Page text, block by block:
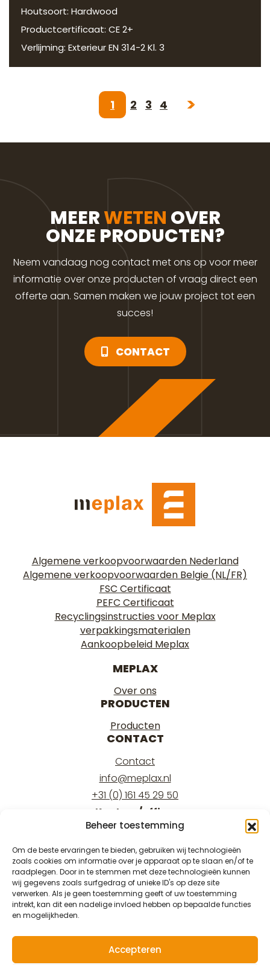
Beheer toestemming
Om de beste ervaringen te bieden, gebruiken wij technologieën
zoals cookies om informatie over je apparaat op te slaan en/of te
raadplegen. Door in te stemmen met deze technologieën kunnen
wij gegevens zoals surfgedrag of unieke ID's op deze site
verwerken. Als je geen toestemming geeft of uw toestemming
intrekt, kan dit een nadelige invloed hebben op bepaalde functies
en mogelijkheden.
Accepteren
Productcertificaat: CE 2+
Verlijming: Exterieur EN 314-2 Kl. 3
Houtsoort: Hardwood
1 2 3 4
MEERWETEN OVER
ONZE PRODUCTEN?
Neem vandaag nog contact met ons op voor meer
informatie over onze producten of vraag direct een
offerte aan. Samen maken we jouw project tot een
succes!
CONTACT
Algemene verkoopvoorwaarden Nederland
Algemene verkoopvoorwaarden Belgie (NL/FR)
FSC Certificaat
PEFC Certificaat
Recyclingsinstructies voor Meplax
verpakkingsmaterialen
Aankoopbeleid Meplax
MEPLAX
Over ons
PRODUCTEN
Producten
CONTACT
Contact
info@meplax.nl
+31 (0) 161 45 29 50
Kantoor/office:
Burgemeester Krollaan 17
5126 PT Gilze
Magazijn/warehouse:
Burgemeester Krollaan 15
5126 PT Gilze